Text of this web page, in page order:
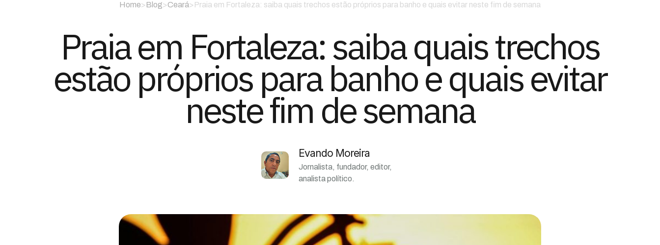
Home> Blog>Ceará> Praia em Fortaleza: saiba quais trechos estão próprios para banho e quais evitar neste fim de semana
Praia em Fortaleza: saiba quais trechos
estão próprios para banho e quais evitar
neste fim de semana
Evando Moreira
Jornalista, fundador, editor,
analista político.